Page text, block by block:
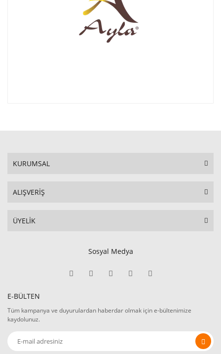
KURUMSAL
ALIŞVERİŞ
ÜYELİK
Sosyal Medya
E-BÜLTEN
Tüm kampanya ve duyurulardan haberdar olmak için e-bültenimize
kaydolunuz.